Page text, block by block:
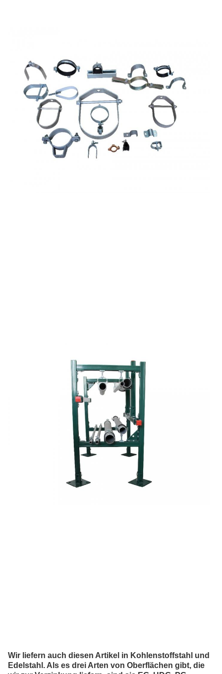
Wir liefern auch diesen Artikel in Kohlenstoffstahl und
Edelstahl. Als es drei Arten von Oberflächen gibt, die